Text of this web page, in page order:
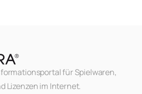
für Spielwaren,
Lizenzen im Internet.